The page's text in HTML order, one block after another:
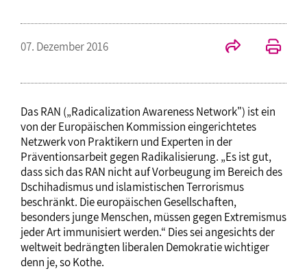
07. Dezember 2016
Das RAN („Radicalization Awareness Network") ist ein
von der Europäischen Kommission eingerichtetes
Netzwerk von Praktikern und Experten in der
Präventionsarbeit gegen Radikalisierung. „Es ist gut,
dass sich das RAN nicht auf Vorbeugung im Bereich des
Dschihadismus und islamistischen Terrorismus
beschränkt. Die europäischen Gesellschaften,
besonders junge Menschen, müssen gegen Extremismus
jeder Art immunisiert werden.“ Dies sei angesichts der
weltweit bedrängten liberalen Demokratie wichtiger
denn je, so Kothe.